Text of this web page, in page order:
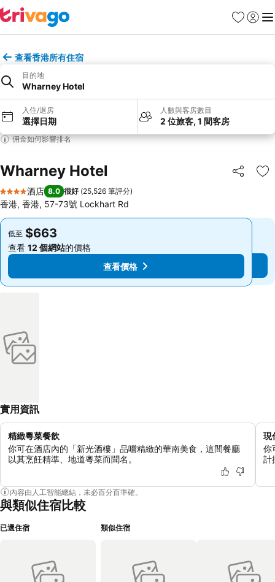
收藏夾
登入 選
查看香港所有住宿
目的地
Wharney Hotel
入住/退房
選擇日期
人數與客房數目
2 位旅客, 1 間客房
佣金如何影響排名
Wharney Hotel 分享
放
4 星級
酒店 8.0 很好 (25,526 筆評分)
香港, 香港, 57-73號 Lockhart Rd
低至 $663
查看 12 個網站的價格
查看價格
低至 $663
查看 12 個網站的價格
查看價格
實用資訊
精緻粵菜餐飲
你可在酒店內的「新光酒樓」品嚐精緻的華南美食，這間餐廳
以其烹飪精準、地道粵菜而聞名。
現
你
計
內容由人工智能總結，未必百分百準確。
與類似住宿比較
已選住宿 類似住宿